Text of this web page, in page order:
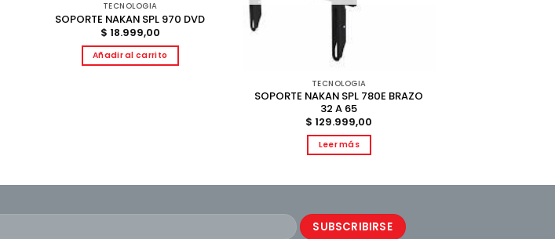
TECNOLOGIA
SOPORTE NAKAN SPL 970 DVD
$ 18.999,00
Añadir al carrito
TECNOLOGIA
SOPORTE NAKAN SPL 780E BRAZO
32 A 65
$ 129.999,00
Leer más